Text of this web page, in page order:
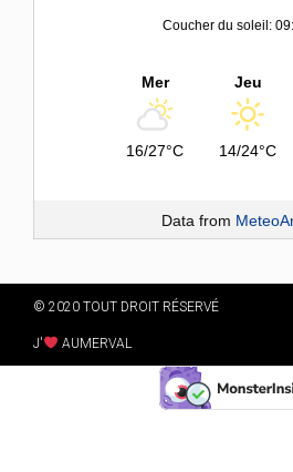
Coucher du soleil:
Mer
16/27°C
Jeu
14/24°C
Data from
© 2020 TOUT DROIT RÉSERVÉ
J' AUMERVAL